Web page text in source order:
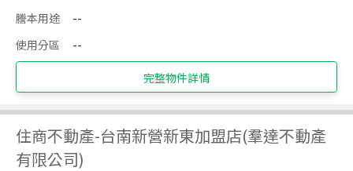
謄本用途
--
使用分區
--
完整物件詳情
住商不動產-台南新營新東加盟店(羣達不動產
有限公司)